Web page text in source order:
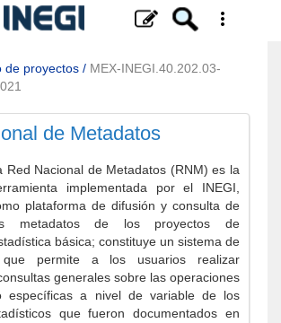
de proyectos / MEX-INEGI.40.202.03-
de Metadatos
Red Nacional de Metadatos (RNM) es la
implementada por el INEGI,
plataforma de difusión y consulta de
metadatos de los proyectos de
básica; constituye un sistema de
que permite a los usuarios realizar
generales sobre las operaciones
específicas a nivel de variable de los
que fueron documentados en